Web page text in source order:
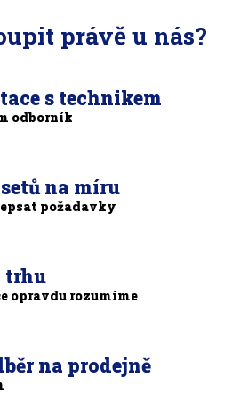
právě u nás?
s technikem
odborník
na míru
požadavky
trhu
opravdu rozumíme
na prodejně